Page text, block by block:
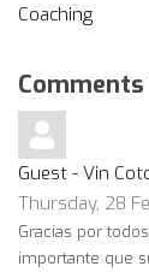
Coaching
Comments
Guest - Vin
Thursday, 28
Gracias por
importante que